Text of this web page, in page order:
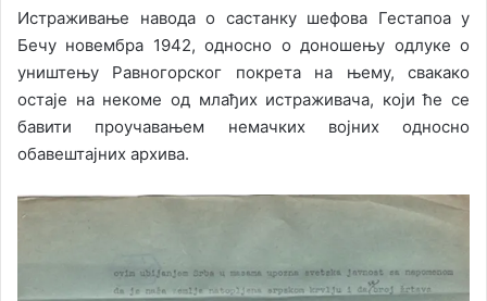
Истраживање навода о састанку шефова Гестапоа у
Бечу новембра 1942, односно о доношењу одлуке о
уништењу Равногорског покрета на њему, свакако
остаје на некоме од млађих истраживача, који ће се
бавити проучавањем немачких војних односно
обавештајних архива.